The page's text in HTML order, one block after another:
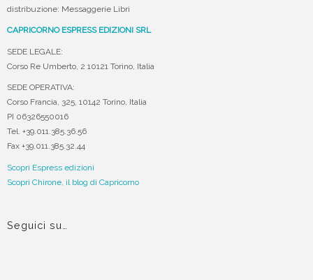
distribuzione: Messaggerie Libri
CAPRICORNO ESPRESS EDIZIONI SRL
SEDE LEGALE:
Corso Re Umberto, 2 10121 Torino, Italia
SEDE OPERATIVA:
Corso Francia, 325, 10142 Torino, Italia
PI 06326550016
Tel. +39.011.385.36.56
Fax +39.011.385.32.44
Scopri Espress edizioni
Scopri Chirone, il blog di Capricorno
Seguici su…